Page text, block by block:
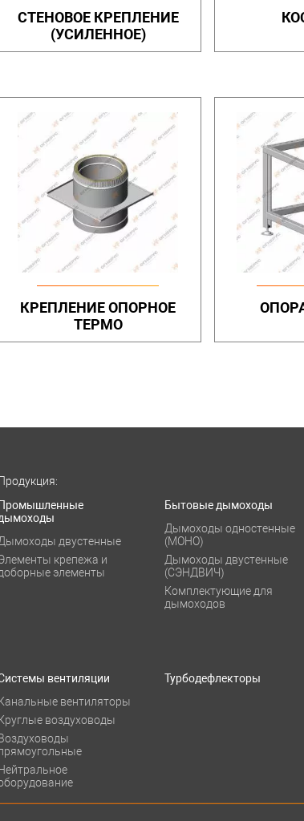
СТЕНОВОЕ КРЕПЛЕНИЕ
(УСИЛЕННОЕ)
КРЕПЛЕНИЕ ОПОРНОЕ
ТЕРМО
Продукция:
Промышленные
двустенные
крепежа и
элементы
Бытовые дымоходы
Дымоходы одностенные
(МОНО)
Дымоходы двустенные
(СЭНДВИЧ)
Комплектующие для
дымоходов
вентиляции
Канальные вентиляторы
Круглые воздуховоды
Воздуховоды
Нейтральное
Турбодефлекторы